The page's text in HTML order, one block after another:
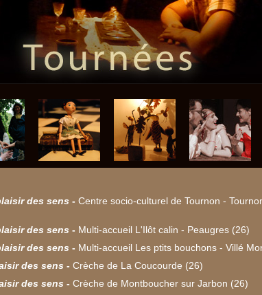
des sens - Centre socio-culturel de Tournon -
des sens - Multi-accueil L'Ilôt calin - Peaugres (26)
des sens - Multi-accueil Les ptits bouchons - Villé
des sens - Crèche de La Coucourde (26)
des sens - Crèche de Montboucher sur Jarbon (26)